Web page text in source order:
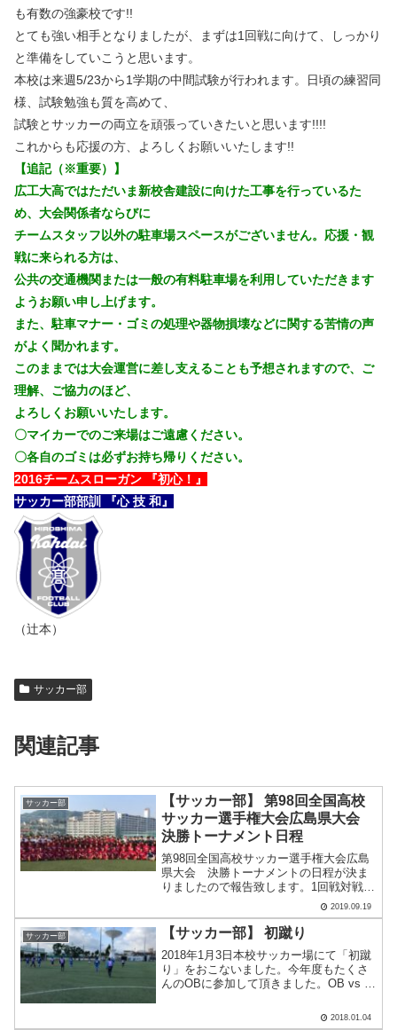
も有数の強豪校です!!
とても強い相手となりましたが、まずは1回戦に向けて、しっかり
と準備をしていこうと思います。
本校は来週5/23から1学期の中間試験が行われます。日頃の練習同
様、試験勉強も質を高めて、
試験とサッカーの両立を頑張っていきたいと思います!!!!
これからも応援の方、よろしくお願いいたします!!
【追記（※重要）】
広工大高ではただいま新校舎建設に向けた工事を行っているた
め、大会関係者ならびに
チームスタッフ以外の駐車場スペースがございません。応援・観
戦に来られる方は、
公共の交通機関または一般の有料駐車場を利用していただきます
ようお願い申し上げます。
また、駐車マナー・ゴミの処理や器物損壊などに関する苦情の声
がよく聞かれます。
このままでは大会運営に差し支えることも予想されますので、ご
理解、ご協力のほど、
よろしくお願いいたします。
〇マイカーでのご来場はご遠慮ください。
〇各自のゴミは必ずお持ち帰りください。
2016チームスローガン 『初心！』
サッカー部部訓 『心 技 和』
（辻本）
サッカー部
関連記事
サッカー部
【サッカー部】 第98回全国高校
サッカー選手権大会広島県大会
決勝トーナメント日程
第98回全国高校サッカー選手権大会広島
県大会 決勝トーナメントの日程が決ま
りましたので報告致します。1回戦対戦：
沼田高校試合会場：本校サッカー場試合
時間：10月26日(土) 11:00 Kick Off1回
戦を突破すれば、、準々決勝対戦：崇.....
2019.09.19
サッカー部 【サッカー部】 初蹴り
2018年1月3日本校サッカー場にて「初蹴
り」をおこないました。今年度もたくさ
んのOBに参加して頂きました。OB vs 現
しました。年齢も幅広く異なりますが、
共通点は 「広工大高サッカー部出身」
2018.01.04